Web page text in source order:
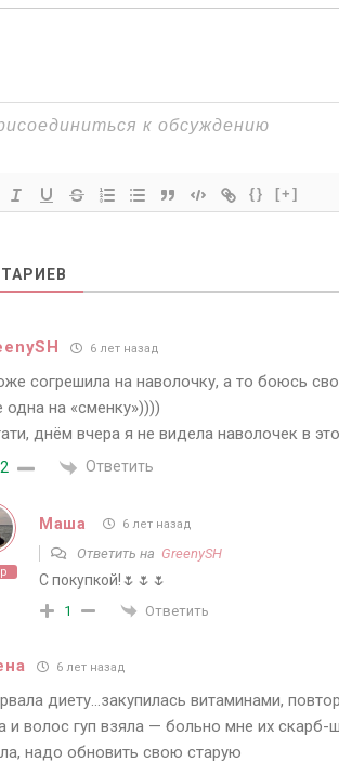
{} [+]
6 лет назад
согрешила на наволочку, а то боюсь
одна на «сменку»))))
днём вчера я не видела наволочек в
2 Ответить
Маша 6 лет назад
Ответить на GreenySH
С покупкой!🌷🌷🌷
1 Ответить
6 лет назад
диету…закупилась витаминами,
и волос гуп взяла — больно мне их скарб-
надо обновить свою старую